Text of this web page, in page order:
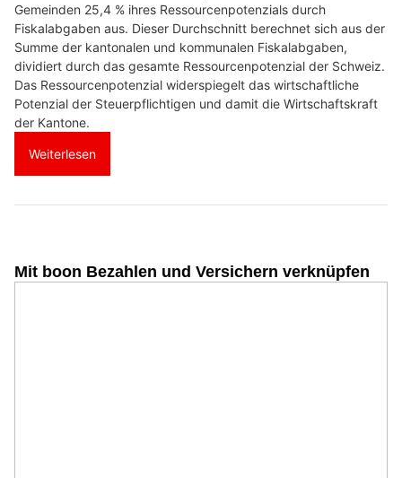
Gemeinden 25,4 % ihres Ressourcenpotenzials durch
Fiskalabgaben aus. Dieser Durchschnitt berechnet sich aus der
Summe der kantonalen und kommunalen Fiskalabgaben,
dividiert durch das gesamte Ressourcenpotenzial der Schweiz.
Das Ressourcenpotenzial widerspiegelt das wirtschaftliche
Potenzial der Steuerpflichtigen und damit die Wirtschaftskraft
der Kantone.
Weiterlesen
Mit boon Bezahlen und Versichern verknüpfen